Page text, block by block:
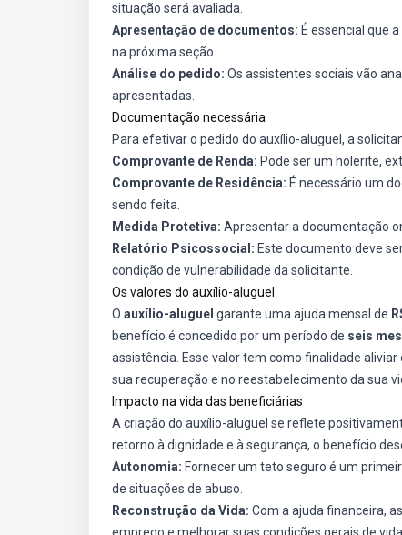
situação será avaliada.
Apresentação de documentos: É essencial que
na próxima seção.
Análise do pedido: Os assistentes sociais vão
apresentadas.
Documentação necessária
Para efetivar o pedido do auxílio-aluguel, a
Comprovante de Renda: Pode ser um holerite,
Comprovante de Residência: É necessário um
sendo feita.
Medida Protetiva: Apresentar a documentação
Relatório Psicossocial: Este documento deve
condição de vulnerabilidade da solicitante.
Os valores do auxílio-aluguel
O auxílio-aluguel garante uma ajuda mensal de
benefício é concedido por um período de seis
assistência. Esse valor tem como finalidade
sua recuperação e no reestabelecimento da sua
Impacto na vida das beneficiárias
A criação do auxílio-aluguel se reflete
retorno à dignidade e à segurança, o benefício
Autonomia: Fornecer um teto seguro é um
de situações de abuso.
Reconstrução da Vida: Com a ajuda financeira,